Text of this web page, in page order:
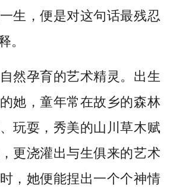
生，便是对这句话最残忍
。
然孕育的艺术精灵。出生
她，童年常在故乡的森林
玩耍，秀美的山川草木赋
更浇灌出与生俱来的艺术
，她便能捏出一个个神情